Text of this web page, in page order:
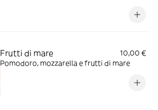
Frutti di mare
10,00 €
Pomodoro, mozzarella e frutti di mare